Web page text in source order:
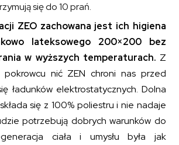
się do 10 prań.
ZEO zachowana jest ich higiena
lateksowego 200×200 bez
w wyższych temperaturach. Z
nić ZEN chroni nas przed
ładunków elektrostatycznych. Dolna
się z 100% poliestru i nie nadaje
potrzebują dobrych warunków do
ciała i umysłu była jak